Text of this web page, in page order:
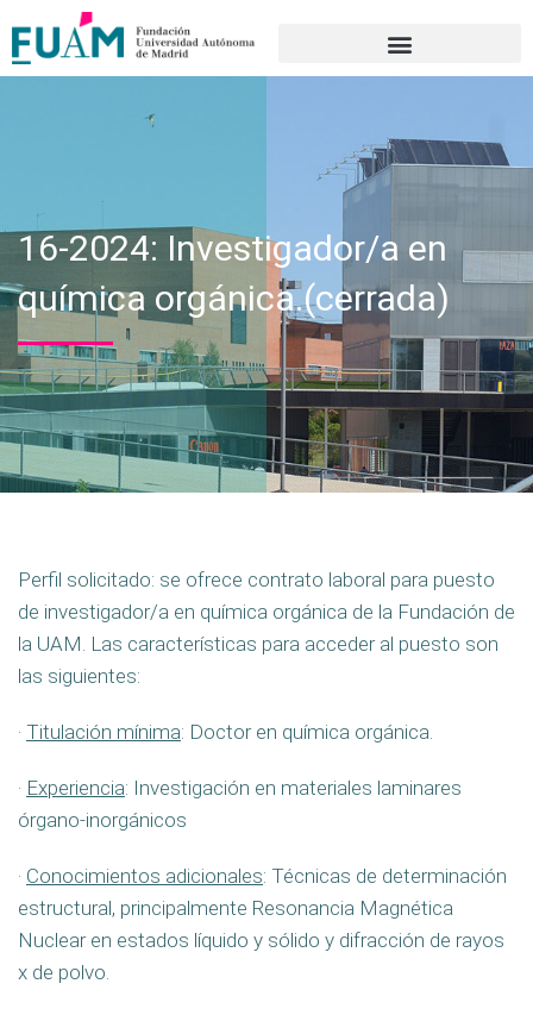
16-2024: Investigador/a en
química orgánica.(cerrada)
Perfil solicitado: se ofrece contrato laboral para puesto
de investigador/a en química orgánica de la Fundación de
la UAM. Las características para acceder al puesto son
las siguientes:
· Titulación mínima: Doctor en química orgánica.
· Experiencia: Investigación en materiales laminares
órgano-inorgánicos
· Conocimientos adicionales: Técnicas de determinación
estructural, principalmente Resonancia Magnética
Nuclear en estados líquido y sólido y difracción de rayos
x de polvo.